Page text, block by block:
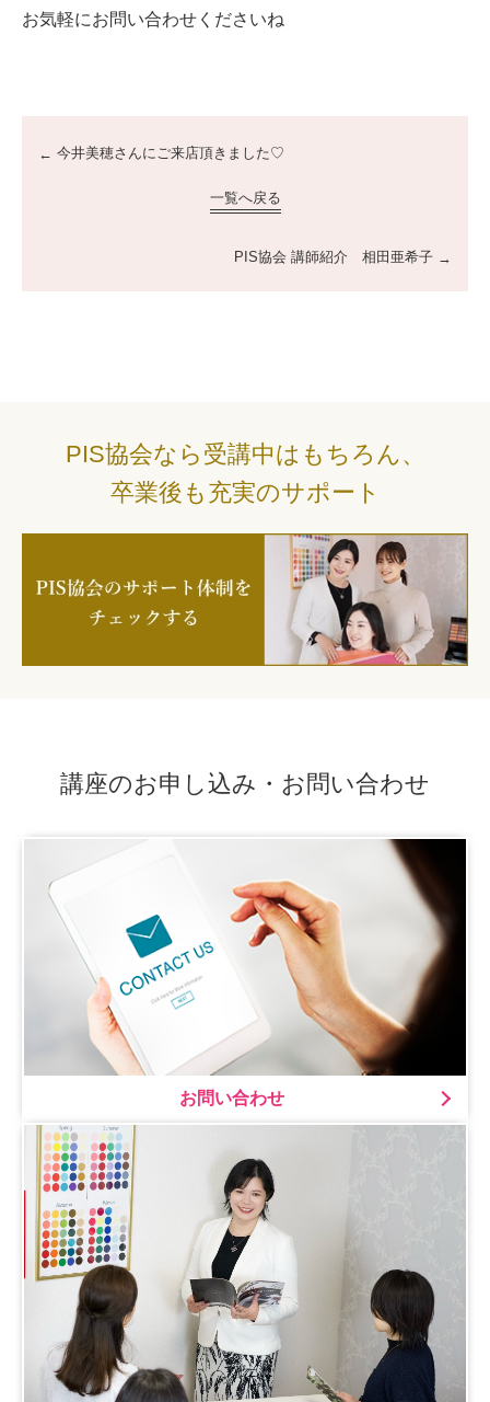
お気軽にお問い合わせくださいね
今井美穂さんにご来店頂きました♡
一覧へ戻る
PIS協会 講師紹介 相田亜希子
PIS協会なら受講中はもちろん、
卒業後も充実のサポート
講座のお申し込み・お問い合わせ
お問い合わせ